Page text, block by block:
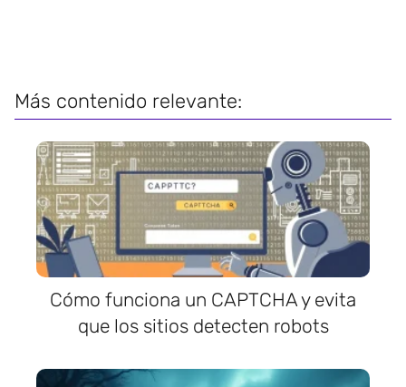
Más contenido relevante:
Cómo funciona un CAPTCHA y evita
que los sitios detecten robots